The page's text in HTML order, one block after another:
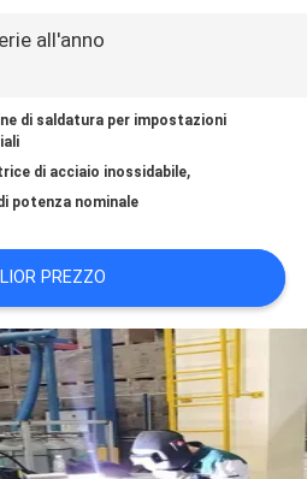
all'anno
di saldatura per impostazioni
di acciaio inossidabile,
potenza nominale
PREZZO